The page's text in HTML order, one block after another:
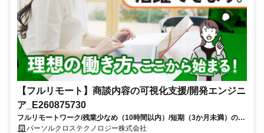
【フルリモート】商談内容の可視化支援/開発エンジニ
ア_E260875730
フルリモートワーク/残業少なめ（10時間以内）/短期（3か月未満）のお
仕事/大手SI企業勤務/今までのご経験を活かして、更なるキャリアアップ
パーソルクロステクノロジー株式会社